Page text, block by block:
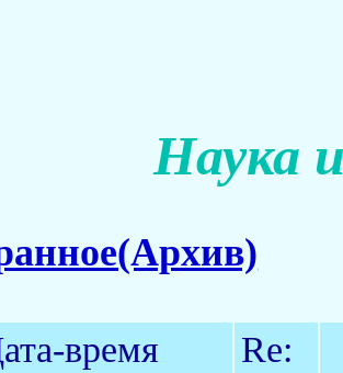
Наука
время Re: